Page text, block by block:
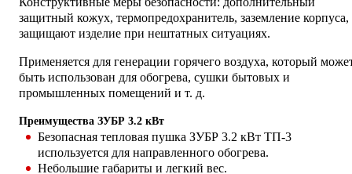
защитный кожух, термопредохранитель, заземление корпуса,
защищают изделие при нештатных ситуациях.
Применяется для генерации горячего воздуха, который
быть использован для обогрева, сушки бытовых и
промышленных помещений и т. д.
Преимущества ЗУБР 3.2 кВт
Безопасная тепловая пушка ЗУБР 3.2 кВт ТП-3
используется для направленного обогрева.
Небольшие габариты и легкий вес.